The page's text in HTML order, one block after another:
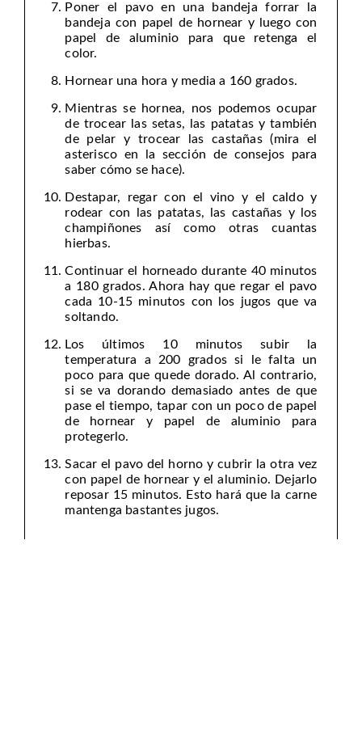
Poner el pavo en una bandeja forrar la
bandeja con papel de hornear y luego con
papel de aluminio para que retenga el
color.
Hornear una hora y media a 160 grados.
Mientras se hornea, nos podemos ocupar
de trocear las setas, las patatas y también
de pelar y trocear las castañas (mira el
asterisco en la sección de consejos para
saber cómo se hace).
Destapar, regar con el vino y el caldo y
rodear con las patatas, las castañas y los
champiñones así como otras cuantas
hierbas.
Continuar el horneado durante 40 minutos
a 180 grados. Ahora hay que regar el pavo
cada 10-15 minutos con los jugos que va
soltando.
Los últimos 10 minutos subir la
temperatura a 200 grados si le falta un
poco para que quede dorado. Al contrario,
si se va dorando demasiado antes de que
pase el tiempo, tapar con un poco de papel
de hornear y papel de aluminio para
protegerlo.
Sacar el pavo del horno y cubrir la otra vez
con papel de hornear y el aluminio. Dejarlo
reposar 15 minutos. Esto hará que la carne
mantenga bastantes jugos.